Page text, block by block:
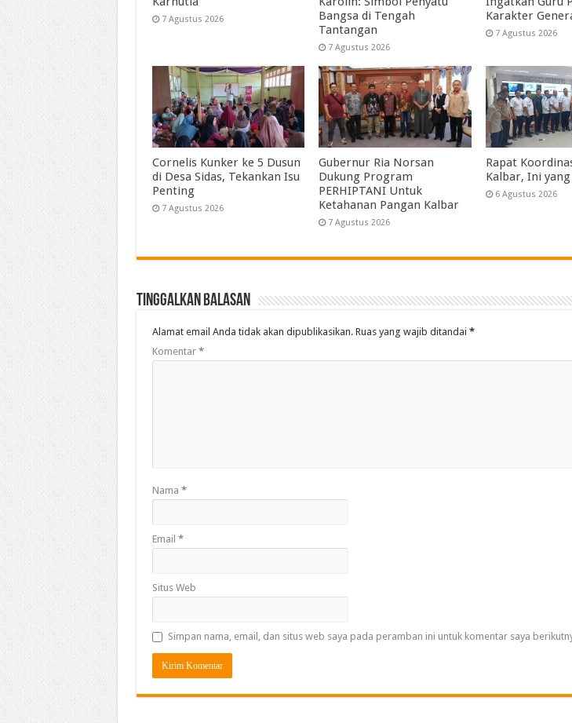
7 Agustus 2026
Bangsa di Tengah
Tantangan
7 Agustus 2026
Karakter
7 Agustus 2026
Cornelis Kunker ke 5 Dusun
di Desa Sidas, Tekankan Isu
Penting
7 Agustus 2026
Gubernur Ria Norsan
Dukung Program
PERHIPTANI Untuk
Ketahanan Pangan Kalbar
7 Agustus 2026
Rapat
Kalbar, Ini
6 Agustus 2026
Tinggalkan Balasan
Alamat email Anda tidak akan dipublikasikan. Ruas yang wajib ditandai *
Komentar *
Nama *
Email *
Situs Web
Simpan nama, email, dan situs web saya pada peramban ini untuk komentar saya